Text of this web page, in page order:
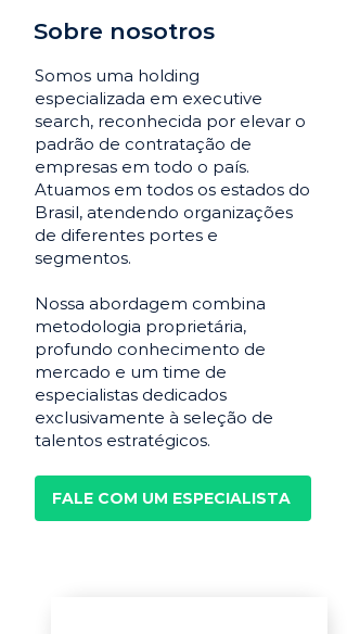
Sobre nosotros
Somos uma holding
especializada em executive
search, reconhecida por elevar o
padrão de contratação de
empresas em todo o país.
Atuamos em todos os estados do
Brasil, atendendo organizações
de diferentes portes e
segmentos.
Nossa abordagem combina
metodologia proprietária,
profundo conhecimento de
mercado e um time de
especialistas dedicados
exclusivamente à seleção de
talentos estratégicos.
FALE COM UM ESPECIALISTA